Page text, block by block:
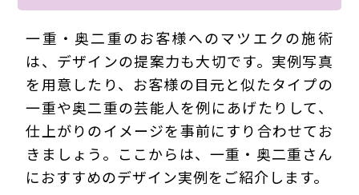
一重・奥二重のお客様へのマツエクの施術
は、デザインの提案力も大切です。実例写真
を用意したり、お客様の目元と似たタイプの
一重や奥二重の芸能人を例にあげたりして、
仕上がりのイメージを事前にすり合わせてお
きましょう。ここからは、一重・奥二重さん
におすすめのデザイン実例をご紹介します。